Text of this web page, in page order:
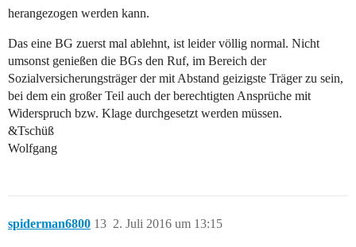
herangezogen werden kann.
Das eine BG zuerst mal ablehnt, ist leider völlig normal. Nicht
umsonst genießen die BGs den Ruf, im Bereich der
Sozialversicherungsträger der mit Abstand geizigste Träger zu sein,
bei dem ein großer Teil auch der berechtigten Ansprüche mit
Widerspruch bzw. Klage durchgesetzt werden müssen.
&Tschüß
Wolfgang
spiderman6800 2. Juli 2016 um 13:15
13